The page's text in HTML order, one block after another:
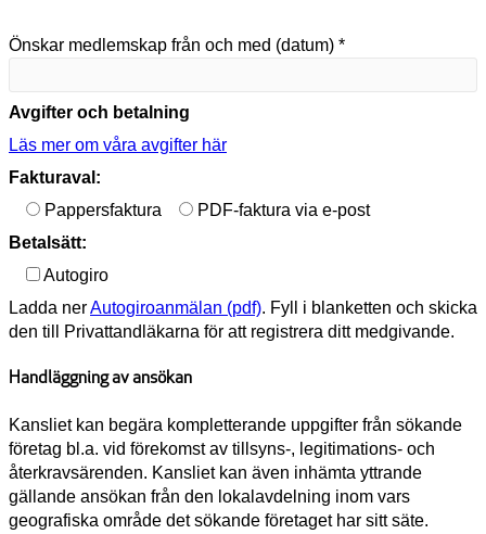
Önskar medlemskap från och med (datum) *
Avgifter och betalning
Läs mer om våra avgifter här
Fakturaval:
Pappersfaktura
PDF-faktura via e-post
Betalsätt:
Autogiro
Ladda nerAutogiroanmälan (pdf). Fyll i blanketten och skicka
den till Privattandläkarna för att registrera ditt medgivande.
Handläggning av ansökan
Kansliet kan begära kompletterande uppgifter från sökande
företag bl.a. vid förekomst av tillsyns-, legitimations- och
återkravsärenden. Kansliet kan även inhämta yttrande
gällande ansökan från den lokalavdelning inom vars
geografiska område det sökande företaget har sitt säte.